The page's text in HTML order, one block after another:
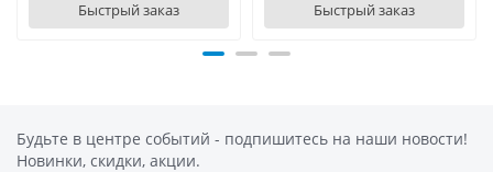
Быстрый заказ Быстрый заказ
Будьте в центре событий - подпишитесь на наши новости!
Новинки, скидки, акции.